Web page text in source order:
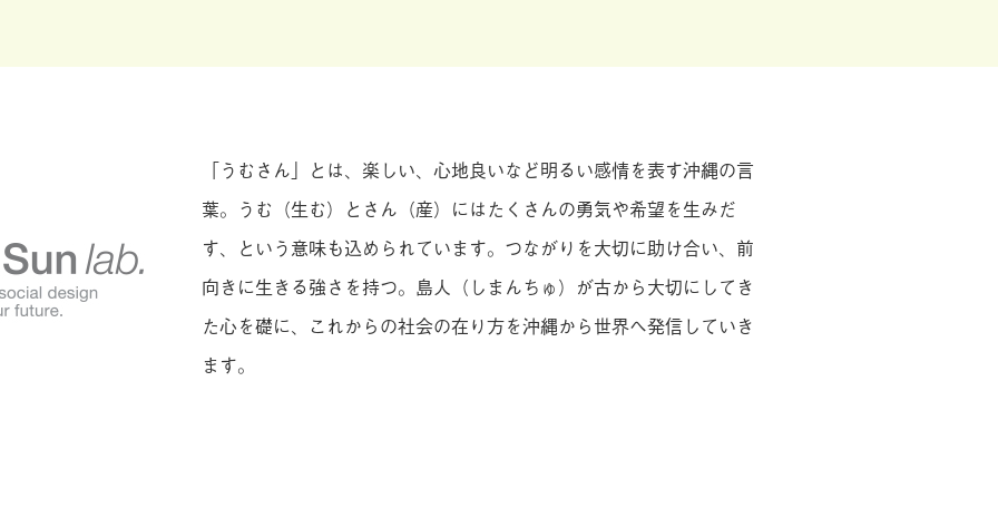
「うむさん」とは、楽しい、心地良いなど明るい感情を表す沖縄の言
葉。うむ（生む）とさん（産）にはたくさんの勇気や希望を生みだ
す、という意味も込められています。つながりを大切に助け合い、前
向きに生きる強さを持つ。島人（しまんちゅ）が古から大切にしてき
た心を礎に、これからの社会の在り方を沖縄から世界へ発信していき
ます。